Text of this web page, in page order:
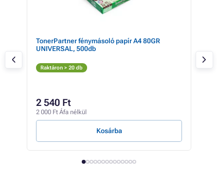
TonerPartner fénymásoló papír A4 80GR
UNIVERSAL, 500db
Raktáron > 20 db
2 540 Ft
2 000 Ft Áfa nélkül
Kosárba